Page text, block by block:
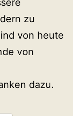
zu
von heute
von
dazu.